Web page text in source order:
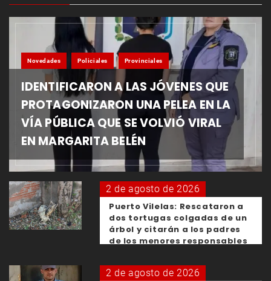
Novedades Policiales Provinciales
IDENTIFICARON A LAS JÓVENES QUE
PROTAGONIZARON UNA PELEA EN LA
VÍA PÚBLICA QUE SE VOLVIÓ VIRAL
EN MARGARITA BELÉN
2 de agosto de 2026
Puerto Vilelas: Rescataron a
dos tortugas colgadas de un
árbol y citarán a los padres
de los menores responsables
2 de agosto de 2026